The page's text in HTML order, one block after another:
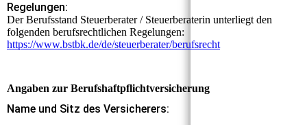
Regelungen:
Der Berufsstand Steuerberater / Steuerberaterin unterliegt den
folgenden berufsrechtlichen Regelungen:
https://www.bstbk.de/de/steuerberater/berufsrecht
Angaben zur Berufshaftpflichtversicherung
Name und Sitz des Versicherers: